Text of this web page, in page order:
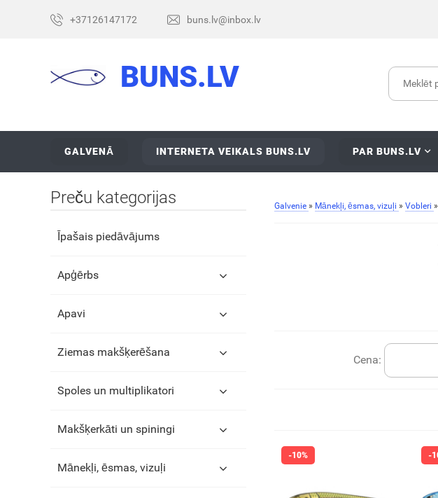
+37126147172 buns.lv@inbox.lv
BUNS.LV
GALVENĀ INTERNETA VEIKALS BUNS.LV PAR BUNS.LV
Galvenie » Mānekļi, ēsmas, vizuļi » Vobleri »
Cena:
Preču kategorijas
Īpašais piedāvājums
Apģērbs
Apavi
Ziemas makšķerēšana
Spoles un multiplikatori
Makšķerkāti un spiningi
Mānekļi, ēsmas, vizuļi